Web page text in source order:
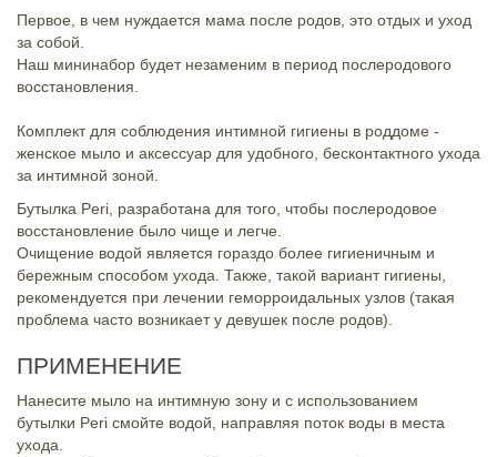
Первое, в чем нуждается мама после родов, это отдых и уход
за собой.
Наш мининабор будет незаменим в период послеродового
восстановления.
Комплект для соблюдения интимной гигиены в роддоме -
женское мыло и аксессуар для удобного, бесконтактного ухода
за интимной зоной.
Бутылка Peri, разработана для того, чтобы послеродовое
восстановление было чище и легче.
Очищение водой является гораздо более гигиеничным и
бережным способом ухода. Также, такой вариант гигиены,
рекомендуется при лечении геморроидальных узлов (такая
проблема часто возникает у девушек после родов).
ПРИМЕНЕНИЕ
Нанесите мыло на интимную зону и с использованием
бутылки Peri смойте водой, направляя поток воды в места
ухода.